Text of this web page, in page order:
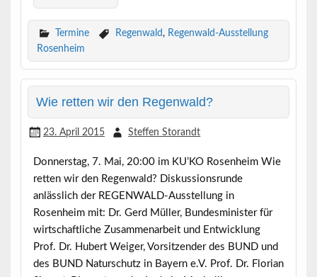
Termine Regenwald , Regenwald-Ausstellung
Rosenheim
Wie retten wir den Regenwald?
23. April 2015 Steffen Storandt
Donnerstag, 7. Mai, 20:00 im KU’KO Rosenheim Wie
retten wir den Regenwald? Diskussionsrunde
anlässlich der REGENWALD-Ausstellung in
Rosenheim mit: Dr. Gerd Müller, Bundesminister für
wirtschaftliche Zusammenarbeit und Entwicklung
Prof. Dr. Hubert Weiger, Vorsitzender des BUND und
des BUND Naturschutz in Bayern e.V. Prof. Dr. Florian